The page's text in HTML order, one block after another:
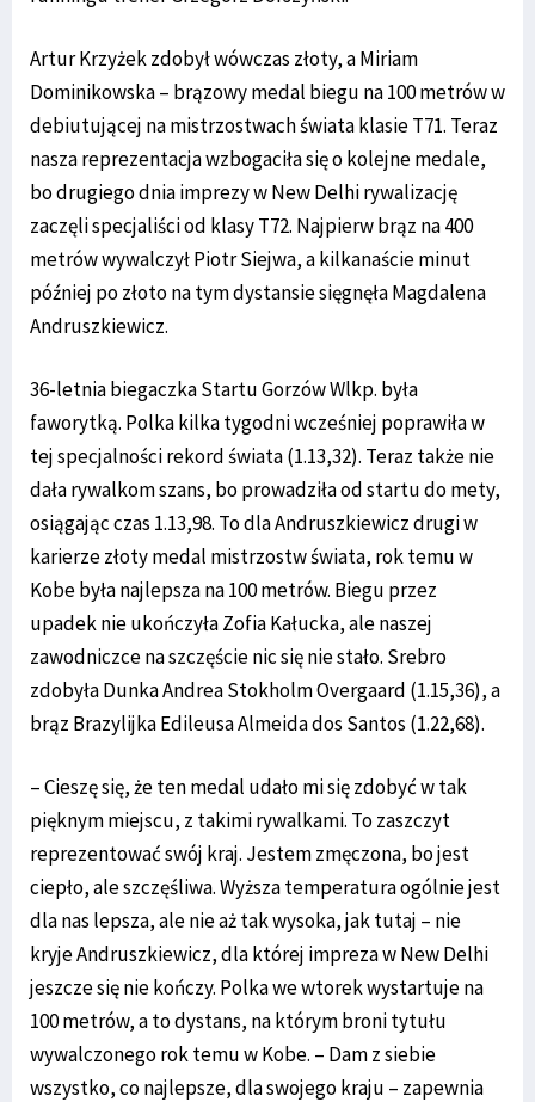
Artur Krzyżek zdobył wówczas złoty, a Miriam
Dominikowska – brązowy medal biegu na 100 metrów w
debiutującej na mistrzostwach świata klasie T71. Teraz
nasza reprezentacja wzbogaciła się o kolejne medale,
bo drugiego dnia imprezy w New Delhi rywalizację
zaczęli specjaliści od klasy T72. Najpierw brąz na 400
metrów wywalczył Piotr Siejwa, a kilkanaście minut
później po złoto na tym dystansie sięgnęła Magdalena
Andruszkiewicz.
36-letnia biegaczka Startu Gorzów Wlkp. była
faworytką. Polka kilka tygodni wcześniej poprawiła w
tej specjalności rekord świata (1.13,32). Teraz także nie
dała rywalkom szans, bo prowadziła od startu do mety,
osiągając czas 1.13,98. To dla Andruszkiewicz drugi w
karierze złoty medal mistrzostw świata, rok temu w
Kobe była najlepsza na 100 metrów. Biegu przez
upadek nie ukończyła Zofia Kałucka, ale naszej
zawodniczce na szczęście nic się nie stało. Srebro
zdobyła Dunka Andrea Stokholm Overgaard (1.15,36), a
brąz Brazylijka Edileusa Almeida dos Santos (1.22,68).
– Cieszę się, że ten medal udało mi się zdobyć w tak
pięknym miejscu, z takimi rywalkami. To zaszczyt
reprezentować swój kraj. Jestem zmęczona, bo jest
ciepło, ale szczęśliwa. Wyższa temperatura ogólnie jest
dla nas lepsza, ale nie aż tak wysoka, jak tutaj – nie
kryje Andruszkiewicz, dla której impreza w New Delhi
jeszcze się nie kończy. Polka we wtorek wystartuje na
100 metrów, a to dystans, na którym broni tytułu
wywalczonego rok temu w Kobe. – Dam z siebie
wszystko, co najlepsze, dla swojego kraju – zapewnia